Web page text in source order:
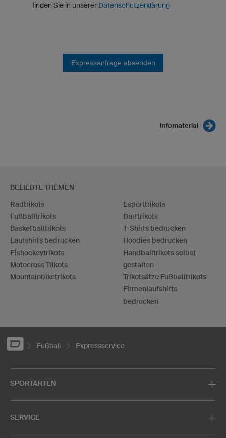
finden Sie in unserer Datenschutzerklärung
Expressanfrage absenden
Infomaterial
BELIEBTE THEMEN
Radtrikots
Fußballtrikots
Basketballtrikots
Laufshirts bedrucken
Eishockeytrikots
Motocross Trikots
Mountainbiketrikots
Esporttrikots
Darttrikots
T-Shirts bedrucken
Hoodies bedrucken
Handballtrikots selbst
gestalten
Trikotsätze Fußballtrikots
Firmenlaufshirts
bedrucken
Fußball Expressservice
SPORTARTEN
SERVICE